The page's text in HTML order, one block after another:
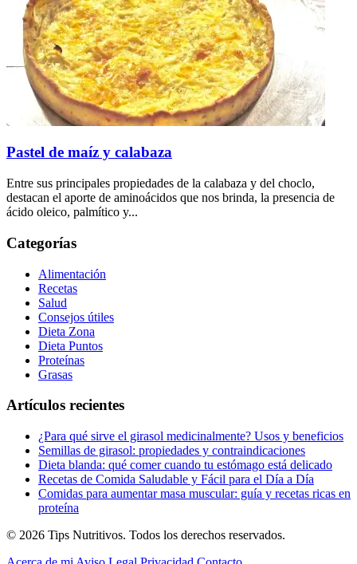
Pastel de maíz y calabaza
Entre sus principales propiedades de la calabaza y del choclo,
destacan el aporte de aminoácidos que nos brinda, la presencia de
ácido oleico, palmítico y...
Categorías
Alimentación
Recetas
Salud
Consejos útiles
Dieta Zona
Dieta Puntos
Proteínas
Grasas
Artículos recientes
¿Para qué sirve el girasol medicinalmente? Usos y beneficios
Semillas de girasol: propiedades y contraindicaciones
Dieta blanda: qué comer cuando tu estómago está delicado
Recetas de Comida Saludable y Fácil para el Día a Día
Comidas para aumentar masa muscular: guía y recetas ricas en
proteína
© 2026 Tips Nutritivos. Todos los derechos reservados.